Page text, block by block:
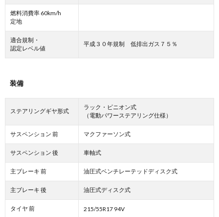
燃料消費率 60km/h
定地
適合規制・
認定レベル値
平成３０年規制 低排出ガス７５％
装備
ステアリングギヤ形式
ラック・ピニオン式
（電動パワーステアリング仕様）
サスペンション 前 マクファーソン式
サスペンション 後 車軸式
主ブレーキ 前 油圧式ベンチレーテッドディスク式
主ブレーキ 後 油圧式ディスク式
タイヤ 前 215/55R17 94V